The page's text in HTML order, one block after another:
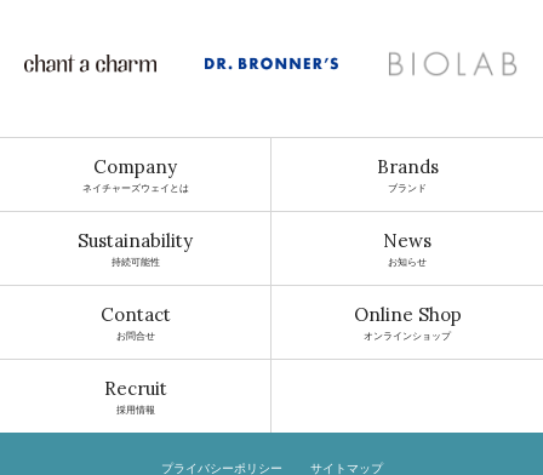
Company
ネイチャーズウェイとは
Brands
ブランド
Sustainability
持続可能性
News
お知らせ
Contact
お問合せ
Online Shop
オンラインショップ
Recruit
採用情報
プライバシーポリシー サイトマップ